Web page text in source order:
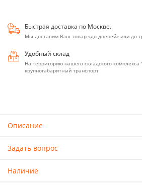
Быстрая доставка по Москве.
Мы доставим Ваш товар «до дверей» или до
Удобный склад
На территорию нашего складского
крупногабаритный транспорт
Описание
Задать вопрос
Наличие